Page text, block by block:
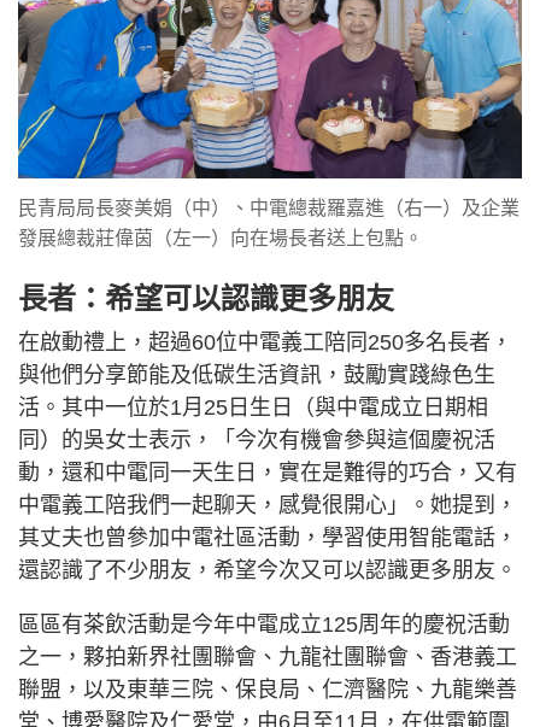
民青局局長麥美娟（中）、中電總裁羅嘉進（右一）及企業
發展總裁莊偉茵（左一）向在場長者送上包點。
長者：希望可以認識更多朋友
在啟動禮上，超過60位中電義工陪同250多名長者，
與他們分享節能及低碳生活資訊，鼓勵實踐綠色生
活。其中一位於1月25日生日（與中電成立日期相
同）的吳女士表示，「今次有機會參與這個慶祝活
動，還和中電同一天生日，實在是難得的巧合，又有
中電義工陪我們一起聊天，感覺很開心」。她提到，
其丈夫也曾參加中電社區活動，學習使用智能電話，
還認識了不少朋友，希望今次又可以認識更多朋友。
區區有茶飲活動是今年中電成立125周年的慶祝活動
之一，夥拍新界社團聯會、九龍社團聯會、香港義工
聯盟，以及東華三院、保良局、仁濟醫院、九龍樂善